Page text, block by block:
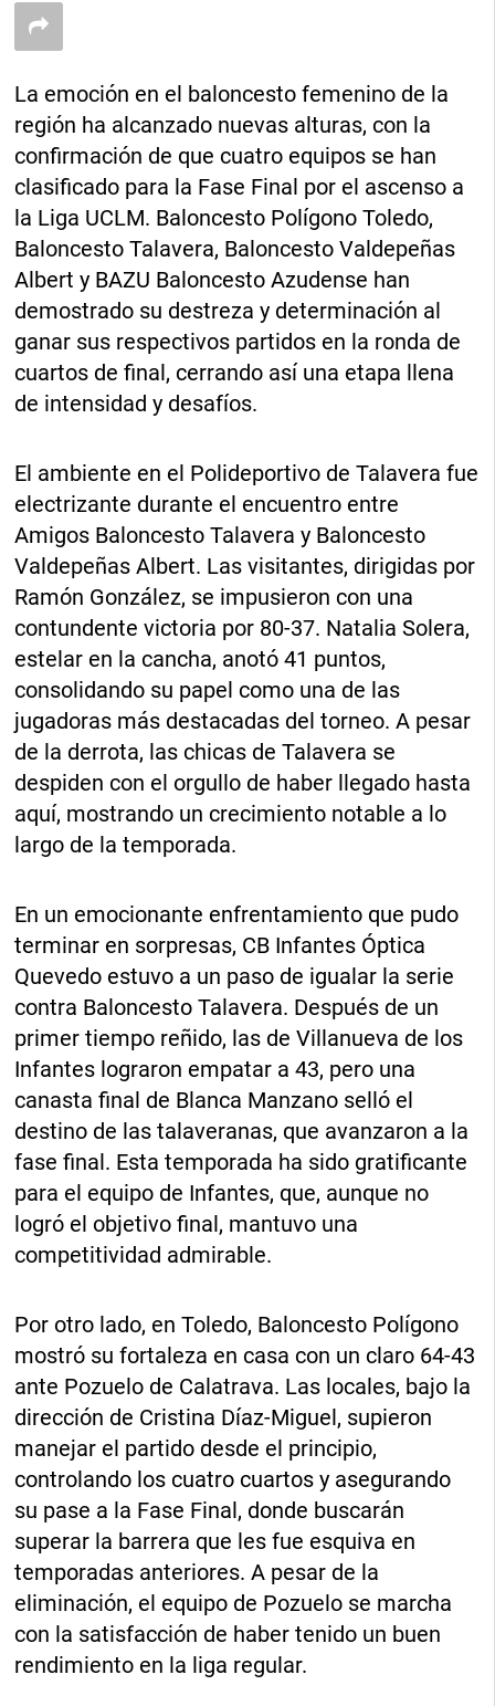
La emoción en el baloncesto femenino de la
región ha alcanzado nuevas alturas, con la
confirmación de que cuatro equipos se han
clasificado para la Fase Final por el ascenso a
la Liga UCLM. Baloncesto Polígono Toledo,
Baloncesto Talavera, Baloncesto Valdepeñas
Albert y BAZU Baloncesto Azudense han
demostrado su destreza y determinación al
ganar sus respectivos partidos en la ronda de
cuartos de final, cerrando así una etapa llena
de intensidad y desafíos.
El ambiente en el Polideportivo de Talavera fue
electrizante durante el encuentro entre
Amigos Baloncesto Talavera y Baloncesto
Valdepeñas Albert. Las visitantes, dirigidas por
Ramón González, se impusieron con una
contundente victoria por 80-37. Natalia Solera,
estelar en la cancha, anotó 41 puntos,
consolidando su papel como una de las
jugadoras más destacadas del torneo. A pesar
de la derrota, las chicas de Talavera se
despiden con el orgullo de haber llegado hasta
aquí, mostrando un crecimiento notable a lo
largo de la temporada.
En un emocionante enfrentamiento que pudo
terminar en sorpresas, CB Infantes Óptica
Quevedo estuvo a un paso de igualar la serie
contra Baloncesto Talavera. Después de un
primer tiempo reñido, las de Villanueva de los
Infantes lograron empatar a 43, pero una
canasta final de Blanca Manzano selló el
destino de las talaveranas, que avanzaron a la
fase final. Esta temporada ha sido gratificante
para el equipo de Infantes, que, aunque no
logró el objetivo final, mantuvo una
competitividad admirable.
Por otro lado, en Toledo, Baloncesto Polígono
mostró su fortaleza en casa con un claro 64-43
ante Pozuelo de Calatrava. Las locales, bajo la
dirección de Cristina Díaz-Miguel, supieron
manejar el partido desde el principio,
controlando los cuatro cuartos y asegurando
su pase a la Fase Final, donde buscarán
superar la barrera que les fue esquiva en
temporadas anteriores. A pesar de la
eliminación, el equipo de Pozuelo se marcha
con la satisfacción de haber tenido un buen
rendimiento en la liga regular.